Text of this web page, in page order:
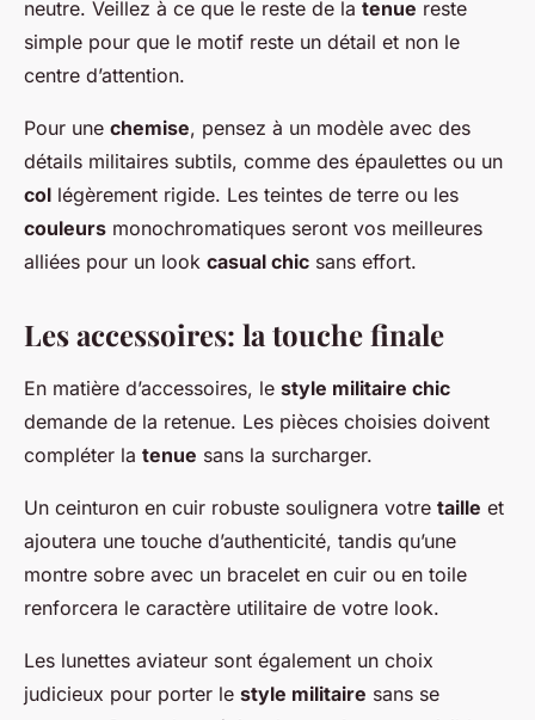
neutre. Veillez à ce que le reste de la tenue reste
simple pour que le motif reste un détail et non le
centre d’attention.
Pour une chemise, pensez à un modèle avec des
détails militaires subtils, comme des épaulettes ou un
col légèrement rigide. Les teintes de terre ou les
couleurs monochromatiques seront vos meilleures
alliées pour un look casual chic sans effort.
Les accessoires: la touche finale
En matière d’accessoires, le style militaire chic
demande de la retenue. Les pièces choisies doivent
compléter la tenue sans la surcharger.
Un ceinturon en cuir robuste soulignera votre taille et
ajoutera une touche d’authenticité, tandis qu’une
montre sobre avec un bracelet en cuir ou en toile
renforcera le caractère utilitaire de votre look.
Les lunettes aviateur sont également un choix
judicieux pour porter le style militaire sans se